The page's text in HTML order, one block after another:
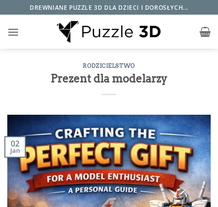
do
zawartości
DREWNIANE PUZZLE 3D DLA DZIECI I DOROSŁYCH...
RODZICIELSTWO
Prezent dla modelarzy
02
Jan